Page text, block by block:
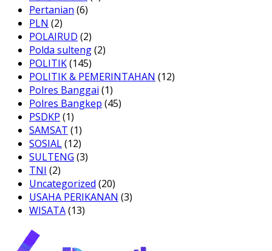
Pertanian (6)
PLN (2)
POLAIRUD (2)
Polda sulteng(2)
POLITIK(145)
POLITIK & PEMERINTAHAN (12)
Polres Banggai (1)
Polres Bangkep (45)
PSDKP (1)
SAMSAT (1)
SOSIAL(12)
SULTENG (3)
TNI (2)
Uncategorized (20)
USAHA PERIKANAN (3)
WISATA(13)